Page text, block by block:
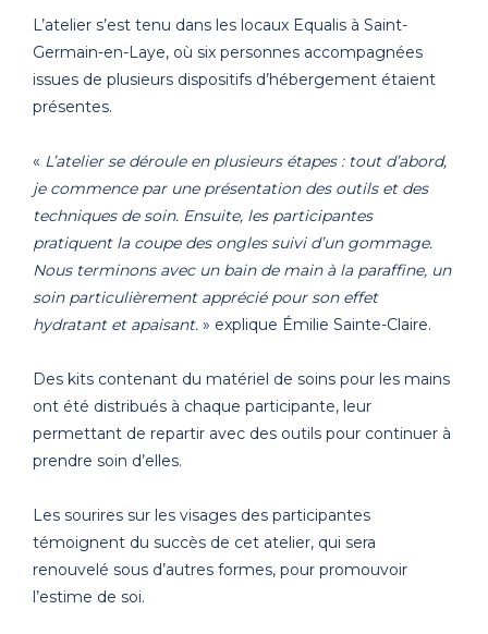
L’atelier s’est tenu dans les locaux Equalis à Saint-
Germain-en-Laye, où six personnes accompagnées
issues de plusieurs dispositifs d’hébergement étaient
présentes.
« L’atelier se déroule en plusieurs étapes : tout d’abord,
je commence par une présentation des outils et des
techniques de soin. Ensuite, les participantes
pratiquent la coupe des ongles suivi d’un gommage.
Nous terminons avec un bain de main à la paraffine, un
soin particulièrement apprécié pour son effet
hydratant et apaisant. » explique Émilie Sainte-Claire.
Des kits contenant du matériel de soins pour les mains
ont été distribués à chaque participante, leur
permettant de repartir avec des outils pour continuer à
prendre soin d’elles.
Les sourires sur les visages des participantes
témoignent du succès de cet atelier, qui sera
renouvelé sous d’autres formes, pour promouvoir
l’estime de soi.